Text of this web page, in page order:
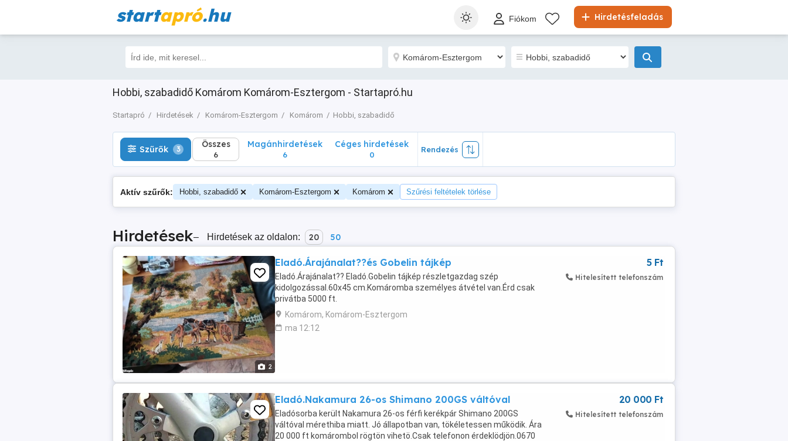
startapró.hu Hirdetésfeladás
Fiókom
Hobbi, szabadidő Komárom Komárom-Esztergom - Startapró.hu
Startapró Hirdetések Komárom-Esztergom Komárom Hobbi, szabadidő
Szűrők 3 Összes
6
Szűrők 3 Összes
6
Magánhirdetések
6
Céges hirdetések
0
Rendezés
Aktív szűrők: Hobbi, szabadidő Komárom-Esztergom Komárom Szűrési feltételek törlése
Hirdetések– Hirdetések az oldalon: 20 50
2
Eladó.Árajánalat??és Gobelin tájkép
Eladó.Árajánalat?? Eladó.Gobelin tájkép részletgazdag szép
kidolgozással.60x45 cm.Komáromba személyes átvétel van.Érd csak
privátba 5000 ft.
Komárom, Komárom-Esztergom
ma 12:12
5 Ft
Hitelesített telefonszám
Eladó.Nakamura 26-os Shimano 200GS váltóval
Eladósorba került Nakamura 26-os férfi kerékpár Shimano 200GS
váltóval mérethiba miatt. Jó állapotban van, tökéletessen működik. Ára
20 000 ft komárombol rögtön vihetö.Csak telefonon érdeklödjön.0670
20 000 Ft
Hitelesített telefonszám